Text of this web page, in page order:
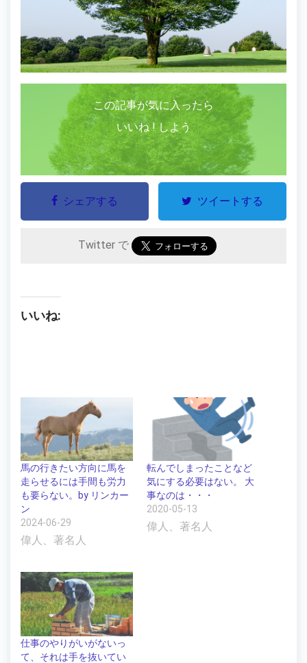
この記事が気に入ったら
いいね ! しよう
シェアする ツイートする
Twitter で
いいね:
馬の行きたい方向に馬を
走らせるには手間も労力
も要らない。by リンカー
ン
2024-06-29
偉人、著名人
転んでしまったことなど
気にする必要はない。 大
事なのは・・・
2020-05-13
偉人、著名人
仕事のやりがいがないっ
て、それは手を抜いてい